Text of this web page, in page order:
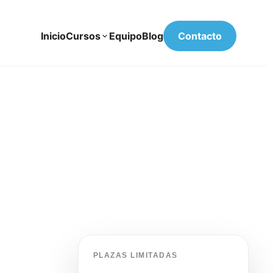
InicioCursos EquipoBlog Contacto
PLAZAS LIMITADAS